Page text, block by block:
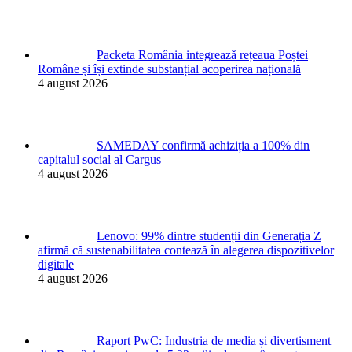
Packeta România integrează rețeaua Poștei
Române și își extinde substanțial acoperirea națională
4 august 2026
SAMEDAY confirmă achiziția a 100% din
capitalul social al Cargus
4 august 2026
Lenovo: 99% dintre studenții din Generația Z
afirmă că sustenabilitatea contează în alegerea dispozitivelor
digitale
4 august 2026
Raport PwC: Industria de media și divertisment